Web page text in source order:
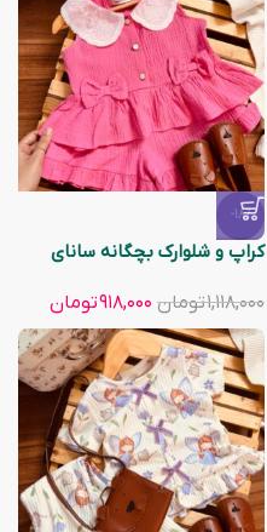
-18%
کراپ و شلوارک بچگانه سانای
۱,۱۱۸,۰۰۰تومان ۹۱۸,۰۰۰تومان